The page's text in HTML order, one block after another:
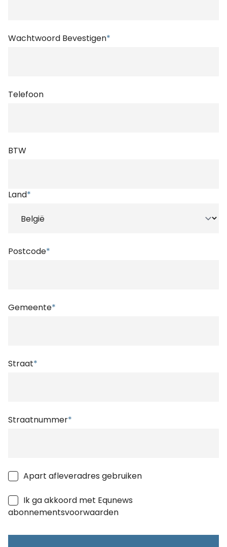
Wachtwoord Bevestigen*
Telefoon
BTW
Land*
Postcode*
Gemeente*
Straat*
Straatnummer*
Apart afleveradres gebruiken
Ik ga akkoord met Equnews
abonnementsvoorwaarden